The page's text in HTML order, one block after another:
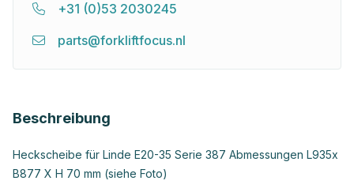
+31 (0)53 2030245
parts@forkliftfocus.nl
Beschreibung
Heckscheibe für Linde E20-35 Serie 387 Abmessungen L935x
B877 X H 70 mm (siehe Foto)